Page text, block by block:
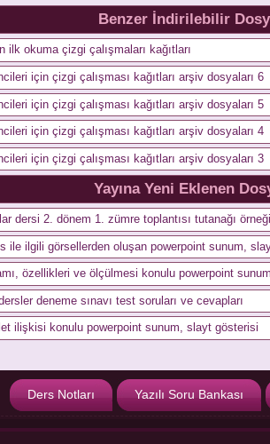
Benzer İndirilebilir
ilk okuma çizgi çalışmaları kağıtları
için çizgi çalışması kağıtları arşiv dosyaları 6
için çizgi çalışması kağıtları arşiv dosyaları 5
için çizgi çalışması kağıtları arşiv dosyaları 4
için çizgi çalışması kağıtları arşiv dosyaları 3
Yayına Yeni Eklenen
dersi 2. dönem 1. zümre toplantısı tutanağı örneği
ile ilgili görsellerden oluşan powerpoint sunum,
özellikleri ve ölçülmesi konulu powerpoint
deneme sınavı test soruları ve cevapları
ilişkisi konulu powerpoint sunum, slayt gösterisi
Ders Notları Yazılı Soru Bankası